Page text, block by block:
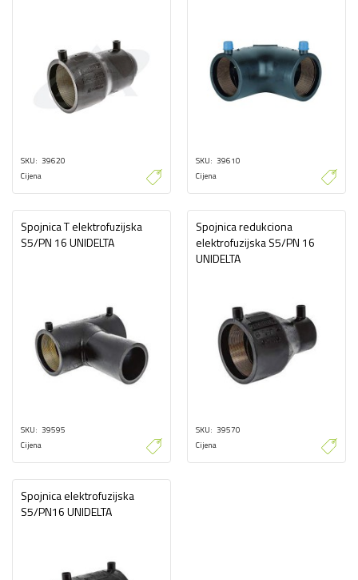
SKU 39620
Cijena
SKU 39610
Cijena
Spojnica T elektrofuzijska
S5/PN 16 UNIDELTA
SKU 39595
Cijena
Spojnica redukciona
elektrofuzijska S5/PN 16
UNIDELTA
SKU 39570
Cijena
Spojnica elektrofuzijska
S5/PN16 UNIDELTA